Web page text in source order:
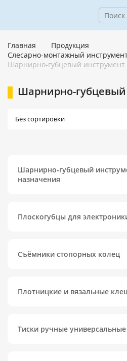
Главная
Продукция
Слесарно-монтажный
Шарнирно-губцевый инструмент
Шарнирно-
Шарнирно-губцевый
назначения
Плоскогубцы для
Съёмники стопорных колец
Плотницкие и вязальные
Тиски ручные универсальные